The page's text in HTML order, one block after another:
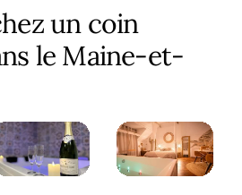
un coin
le Maine-et-